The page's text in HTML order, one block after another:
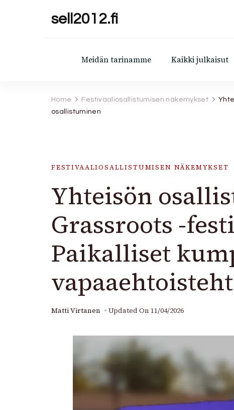
sell2012.fi
Meidän tarinamme Kaikki julkaisut
Home Festivaaliosallistumisen näkemykset
osallistuminen
FESTIVAALIOSALLISTUMISEN NÄKEMYKSET
Yhteisön
Grassroots -
Paikalliset
Matti Virtanen Updated On 11/04/2026